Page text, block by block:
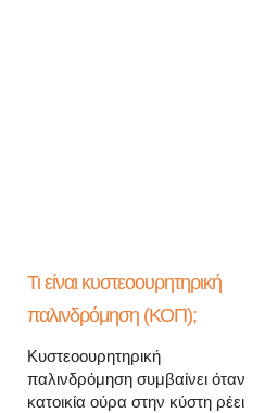
Τι είναι κυστεοουρητηρική
παλινδρόμηση (ΚΟΠ);
Κυστεοουρητηρική
παλινδρόμηση συμβαίνει όταν
κατοικία ούρα στην κύστη ρέει